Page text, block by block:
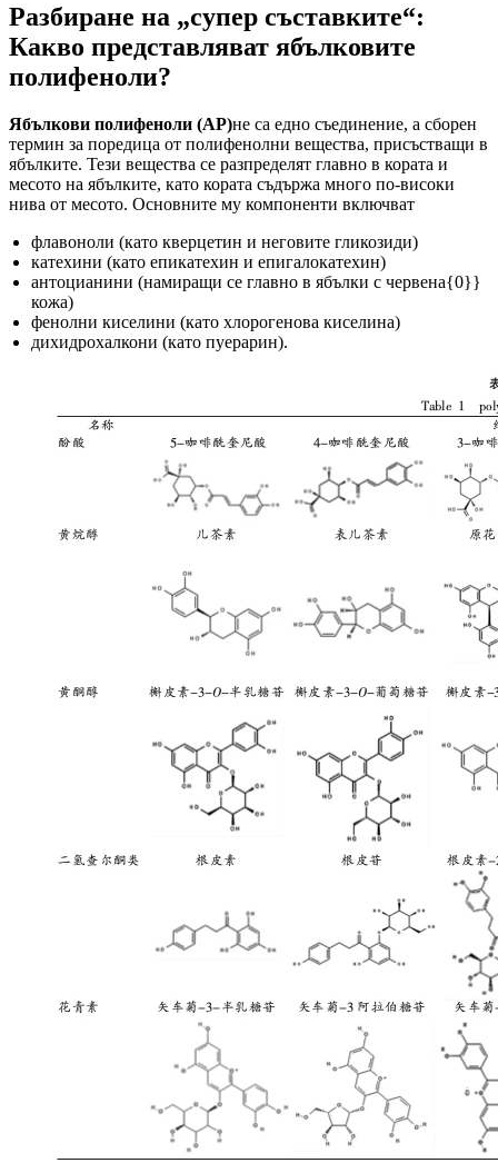
Разбиране на „супер съставките“:
Какво представляват ябълковите
полифеноли?
Ябълкови полифеноли (AP)не са едно съединение, а сборен
термин за поредица от полифенолни вещества, присъстващи в
ябълките. Тези вещества се разпределят главно в кората и
месото на ябълките, като кората съдържа много по-високи
нива от месото. Основните му компоненти включват
флавоноли (като кверцетин и неговите гликозиди)
катехини (като епикатехин и епигалокатехин)
антоцианини (намиращи се главно в ябълки с червена{0}}
кожа)
фенолни киселини (като хлорогенова киселина)
дихидрохалкони (като пуерарин).